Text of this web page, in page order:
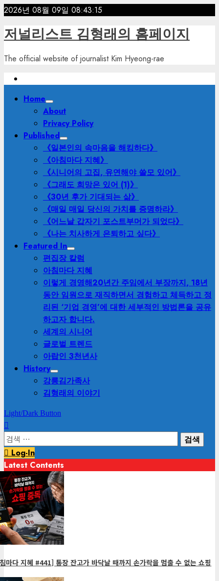
Skip
content
2026년 08월 09일 08:43:17
저널리스트 김형래의 홈페이지
The official website of journalist Kim Hyeong-rae
PrimaryHome
About
Privacy Policy
Published
《일본인의 속마음을 해킹하다》
《아침마다 지혜》
《시니어의 고집, 유연해야 쓸모 있어》
《그래도 희망은 있어 (1)》
《30년 후가 기대되는 삶》
《매일 매일 당신의 가치를 증명하라》
《어느날 갑자기 포스트부머가 되었다》
《나는 치사하게 은퇴하고 싶다》
Featured In
편집장 칼럼
아침마다 지혜
이렇게 경영해20년간 주임에서 부장까지, 18년
동안 임원으로 재직하면서 경험하고 체득하고 정
리된 ‘기업 경영’에 대한 세부적인 방법론을 공유
하고자 합니다.
세계의 시니어
글로벌 트렌드
아랍인 3천년사
History
강릉김가족사
김형래의 이야기
Light/Dark Button
검
색:Log-In
Latest Contents
마다 지혜 #441] 통장 잔고가 바닥날 때까지 손가락을 멈출 수 없는 쇼핑